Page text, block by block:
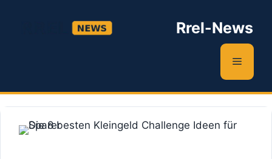
Rrel-News
Menü